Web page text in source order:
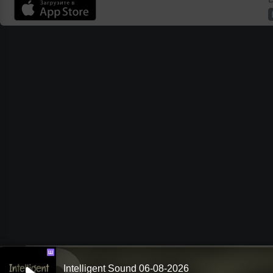
Ш
Intelligent Sound 06-08-2026